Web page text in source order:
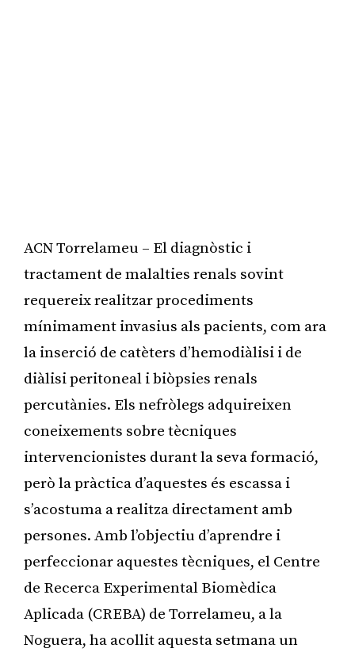
ACN Torrelameu – El diagnòstic i
tractament de malalties renals sovint
requereix realitzar procediments
mínimament invasius als pacients, com ara
la inserció de catèters d’hemodiàlisi i de
diàlisi peritoneal i biòpsies renals
percutànies. Els nefròlegs adquireixen
coneixements sobre tècniques
intervencionistes durant la seva formació,
però la pràctica d’aquestes és escassa i
s’acostuma a realitza directament amb
persones. Amb l’objectiu d’aprendre i
perfeccionar aquestes tècniques, el Centre
de Recerca Experimental Biomèdica
Aplicada (CREBA) de Torrelameu, a la
Noguera, ha acollit aquesta setmana un